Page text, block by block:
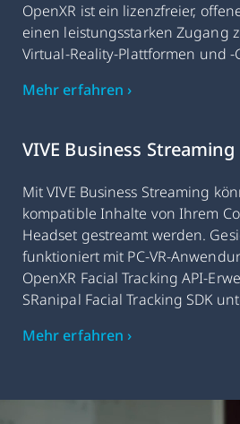
OpenXR ist ein lizenzfreier,
einen leistungsstarken Zugang
Virtual-Reality-Plattformen und
Mehr erfahren ›
VIVE Business Streaming
Mit VIVE Business Streaming
kompatible Inhalte von Ihrem
Headset gestreamt werden.
funktioniert mit PC-VR-
OpenXR Facial Tracking API-
SRanipal Facial Tracking SDK
Mehr erfahren ›